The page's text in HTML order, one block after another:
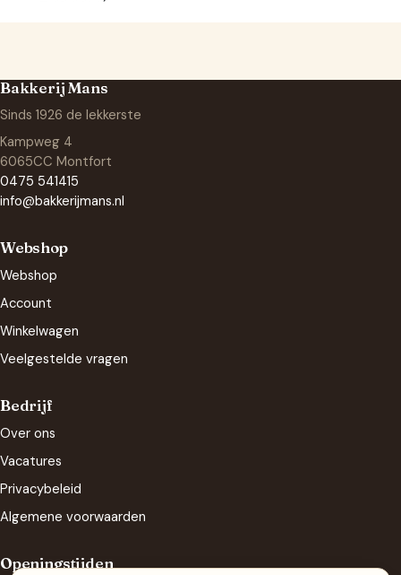
Bakkerij Mans
Sinds 1926 de lekkerste
Kampweg 4
6065CC Montfort
0475 541415
info@bakkerijmans.nl
Webshop
Webshop
Account
Winkelwagen
Veelgestelde vragen
Bedrijf
Over ons
Vacatures
Privacybeleid
Algemene voorwaarden
Openingstijden